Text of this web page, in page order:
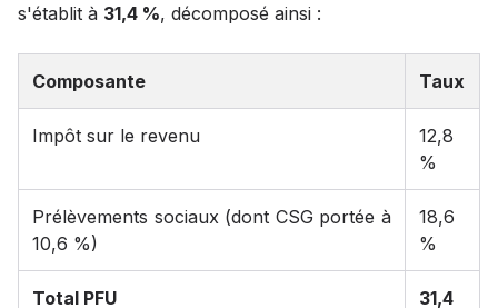
s'établit à 31,4 %, décomposé ainsi :
Composante Taux
Impôt sur le revenu
12,8
%
Prélèvements sociaux (dont CSG portée à
10,6 %)
18,6
%
Total PFU 31,4